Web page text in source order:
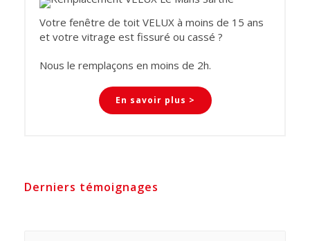
Votre fenêtre de toit VELUX à moins de 15 ans
et votre vitrage est fissuré ou cassé ?
Nous le remplaçons en moins de 2h.
En savoir plus >
Derniers témoignages